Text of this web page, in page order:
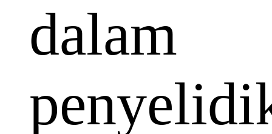
dalam